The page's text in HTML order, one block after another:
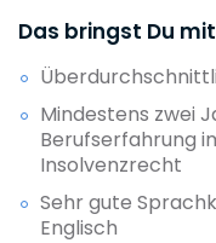
Das bringst Du mit
Mindestens zwei
Berufserfahrung
Insolvenzrecht
Sehr gute
Englisch